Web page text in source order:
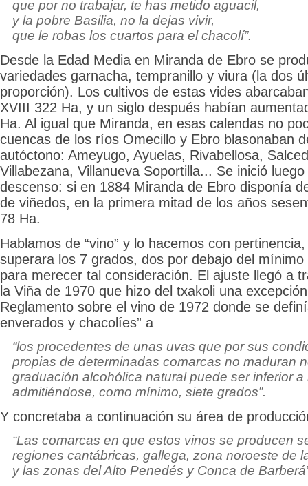
que por no trabajar, te has metido aguacil,
y la pobre Basilia, no la dejas vivir,
que le robas los cuartos para el chacolí”.
Desde la Edad Media en Miranda de Ebro se
variedades garnacha, tempranillo y viura (la dos
proporción). Los cultivos de estas vides
XVIII 322 Ha, y un siglo después habían
Ha. Al igual que Miranda, en esas calendas no
cuencas de los ríos Omecillo y Ebro blasonaban
autóctono: Ameyugo, Ayuelas, Rivabellosa,
Villabezana, Villanueva Soportilla... Se inició
descenso: si en 1884 Miranda de Ebro disponía
de viñedos, en la primera mitad de los años
78 Ha.
Hablamos de “vino” y lo hacemos con
superara los 7 grados, dos por debajo del
para merecer tal consideración. El ajuste llegó a
la Viña de 1970 que hizo del txakoli una
Reglamento sobre el vino de 1972 donde se
enverados y chacolíes” a
“los procedentes de unas uvas que por sus
propias de determinadas comarcas no maduran
graduación alcohólica natural puede ser inferior
admitiéndose, como mínimo, siete grados”.
Y concretaba a continuación su área de
“Las comarcas en que estos vinos se producen
regiones cantábricas, gallega, zona noroeste de
y las zonas del Alto Penedés y Conca de